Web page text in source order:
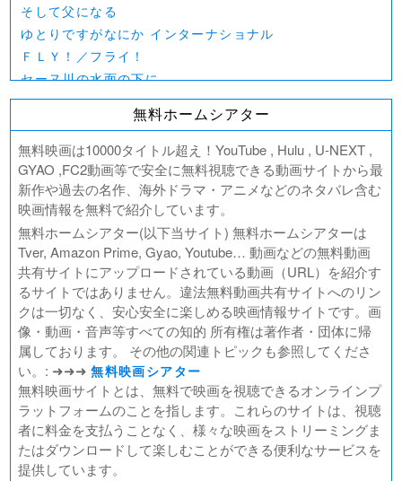
そして父になる
ゆとりですがなにか インターナショナル
ＦＬＹ！／フライ！
セーヌ川の水面の下に
北極百貨店のコンシェルジュさん
好きでも嫌いなあまのじゃく
デジモンアドベンチャー02 THE BEGINNING
範馬刃牙VSケンガンアシュラ
一月の声に歓びを刻め
PLAY! ～勝つとか負けるとかは、どーでもよくて～
ULTRAMAN： RISING
BLAME!（ブラム）
ゴールデンカムイ
FUKUYAMA MASAHARU LIVE FILM 言霊の幸わう夏
@NIPPON BUDOKAN 2023
春の画 SHUNGA
熱のあとに
Civil War（原題）
翔んで埼玉 ～琵琶湖より愛をこめて～
無料ホームシアター
無料映画は10000タイトル超え！YouTube , Hulu , U-NEXT ,
GYAO ,FC2動画等で安全に無料視聴できる動画サイトから最
新作や過去の名作、海外ドラマ・アニメなどのネタバレ含む
映画情報を無料で紹介しています。
無料ホームシアター(以下当サイト) 無料ホームシアターは
Tver, Amazon Prime, Gyao, Youtube… 動画などの無料動画
共有サイトにアップロードされている動画（URL）を紹介す
るサイトではありません。違法無料動画共有サイトへのリン
クは一切なく、安心安全に楽しめる映画情報サイトです。画
像・動画・音声等すべての知的 所有権は著作者・団体に帰
属しております。 その他の関連トピックも参照してくださ
い。: ➜➜➜無料映画シアター
無料映画サイトとは、無料で映画を視聴できるオンラインプ
ラットフォームのことを指します。これらのサイトは、視聴
者に料金を支払うことなく、様々な映画をストリーミングま
たはダウンロードして楽しむことができる便利なサービスを
提供しています。